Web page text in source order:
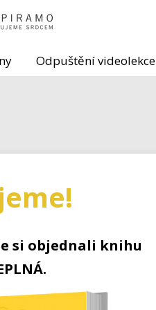
Odpuštění videolekce
si objednali knihu
.